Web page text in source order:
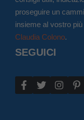
proseguire un
insieme al vostro
Claudia Colono.
SEGUICI